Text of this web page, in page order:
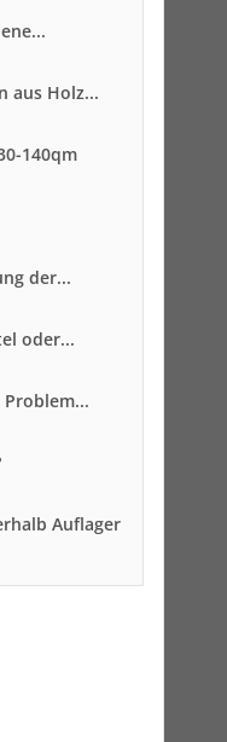
aus Holz...
140qm
der...
oder...
Auflager